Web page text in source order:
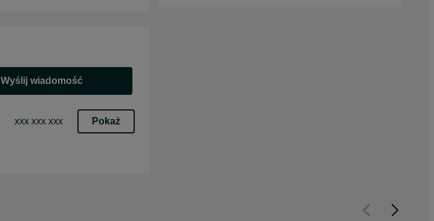
Wyślij wiadomość
xxx xxx xxx Pokaż